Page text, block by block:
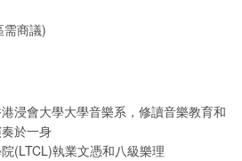
需商議)
浸會大學大學音樂系，修讀音樂教育和
於一身
(LTCL)執業文憑和八級樂理